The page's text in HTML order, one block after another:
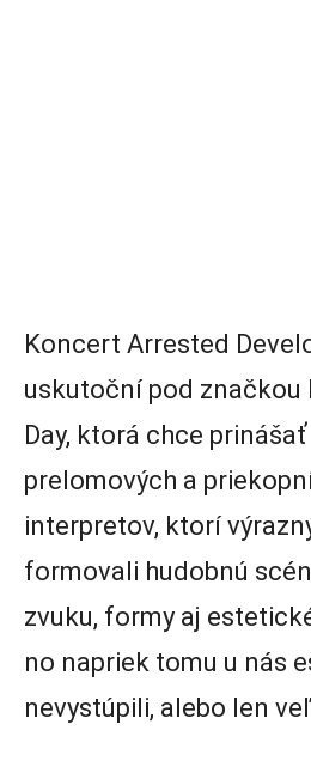
Koncert Arrested
uskutoční pod značkou
Day, ktorá chce
prelomových a
interpretov, ktorí
formovali hudobnú
zvuku, formy aj
no napriek tomu u nás
nevystúpili, alebo len